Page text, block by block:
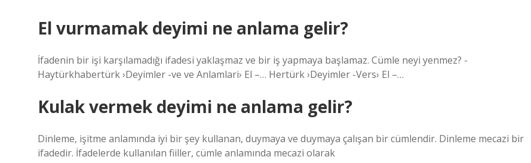
El vurmamak deyimi ne anlama gelir?
İfadenin bir işi karşılamadığı ifadesi yaklaşmaz ve bir iş yapmaya başlamaz. Cümle neyi yenmez? -
Haytürkhabertürk ›Deyimler -ve ve Anlamlari› El –… Hertürk ›Deyimler -Vers› El –…
Kulak vermek deyimi ne anlama gelir?
Dinleme, işitme anlamında iyi bir şey kullanan, duymaya ve duymaya çalışan bir cümlendir. Dinleme mecazi bir
ifadedir. İfadelerde kullanılan fiiller, cümle anlamında mecazi olarak